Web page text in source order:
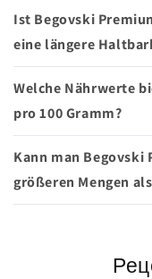
Ist Begovski
eine längere
Welche Nährwerte
pro 100 Gramm?
Kann man Begovski
größeren Mengen